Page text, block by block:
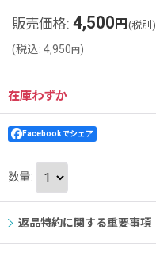
販売価格: 4,500 円 (税別)
(税込: 4,950円)
在庫わずか
Facebookでシェア
数量:
返品特約に関する重要事項